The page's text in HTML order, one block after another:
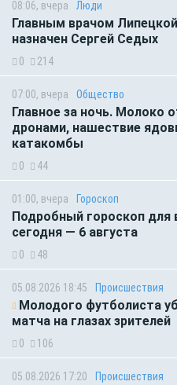
08:06, вчера Люди
Главным врачом
назначен Сергей Седых
0 214
07:00, вчера Общество
Главное за ночь. Молоко
дронами, нашествие
катакомбы
0 44
01:00, вчера Гороскоп
Подробный гороскоп для
сегодня — 6 августа
0 48
05.08.2026 18:45 Происшествия
Молодого футболиста
матча на глазах зрителей
0 106
05.08.2026 17:20 Происшествия